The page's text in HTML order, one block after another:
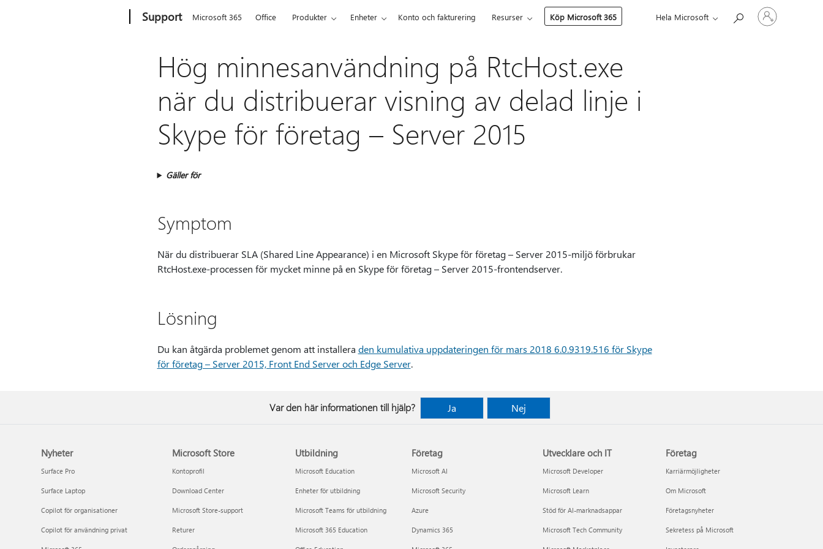
Support Microsoft 365 Office Produkter Enheter Konto och fakturering Resurser Köp Microsoft 365 Hela Microsoft
Logga
in
Hög minnesanvändning på RtcHost.exe
när du distribuerar visning av delad linje i
Skype för företag – Server 2015
Gäller för
Symptom
När du distribuerar SLA (Shared Line Appearance) i en Microsoft Skype för företag – Server 2015-miljö förbrukar
RtcHost.exe-processen för mycket minne på en Skype för företag – Server 2015-frontendserver.
Lösning
Du kan åtgärda problemet genom att installera den kumulativa uppdateringen för mars 2018 6.0.9319.516 för Skype
för företag – Server 2015, Front End Server och Edge Server.
Var den här informationen till hjälp? Ja Nej
Nyheter
Surface Pro
Surface Laptop
Copilot för organisationer
Copilot för användning privat
Microsoft Store
Kontoprofil
Download Center
Microsoft Store-support
Returer
Utbildning
Microsoft Education
Enheter för utbildning
Microsoft Teams för utbildning
Microsoft 365 Education
Företag
Microsoft AI
Microsoft Security
Azure
Dynamics 365
Utvecklare och IT
Microsoft Developer
Microsoft Learn
Stöd för AI-marknadsappar
Microsoft Tech Community
Företag
Karriärmöjligheter
Om Microsoft
Företagsnyheter
Sekretess på Microsoft